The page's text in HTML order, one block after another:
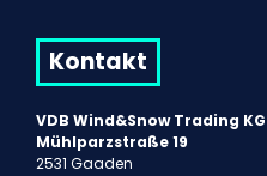
Kontakt
VDB Wind&Snow Trading KG
Mühlparzstraße 19
2531 Gaaden